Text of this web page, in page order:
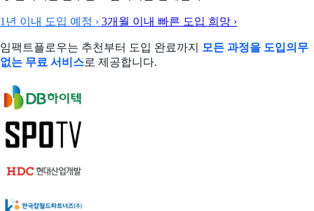
1년 이내 도입 예정 › 3개월 이내 빠른 도입 희망 ›
임팩트플로우는 추천부터 도입 완료까지 모든 과정을 도입의무
없는 무료 서비스로 제공합니다.